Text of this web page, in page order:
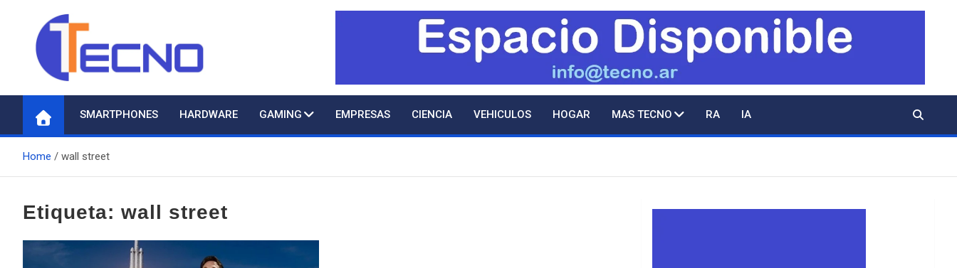
TecnoSMARTPHONES HARDWARE GAMING EMPRESAS CIENCIA VEHICULOS HOGAR MAS TECNO RA IA
Home wall street
Etiqueta: wall street